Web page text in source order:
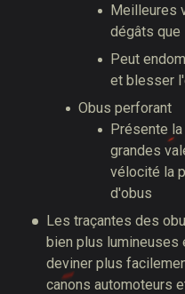
Meilleures
dégâts
Peut
et blesser
Obus perforant
Présente
grandes
vélocité la
d'obus
Les traçantes des
bien plus lumineuses
deviner plus
canons automoteurs